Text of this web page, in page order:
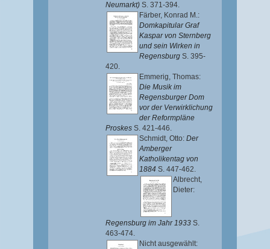
Neumarkt) S. 371-394.
Färber, Konrad M.:
Domkapitular Graf
Kaspar von Sternberg
und sein Wirken in
Regensburg S. 395-
420.
Emmerig, Thomas:
Die Musik im
Regensburger Dom
vor der Verwirklichung
der Reformpläne
Proskes S. 421-446.
Schmidt, Otto: Der
Amberger
Katholikentag von
1884 S. 447-462.
Albrecht,
Dieter:
Regensburg im Jahr 1933 S.
463-474.
Nicht ausgewählt: